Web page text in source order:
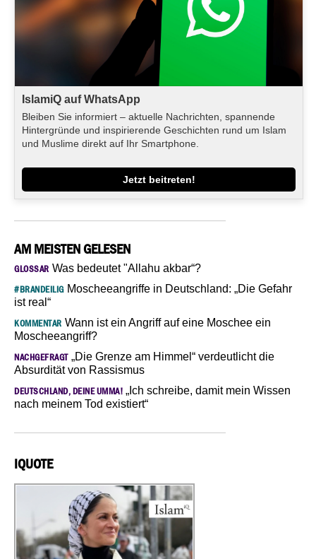
IslamiQ auf WhatsApp
Bleiben Sie informiert – aktuelle Nachrichten, spannende
Hintergründe und inspirierende Geschichten rund um Islam
und Muslime direkt auf Ihr Smartphone.
Jetzt beitreten!
AM MEISTEN GELESEN
GLOSSAR Was bedeutet "Allahu akbar“?
#BRANDEILIGMoscheeangriffe in Deutschland: „Die Gefahr
ist real“
KOMMENTAR Wann ist ein Angriff auf eine Moschee ein
Moscheeangriff?
NACHGEFRAGT„Die Grenze am Himmel“ verdeutlicht die
Absurdität von Rassismus
DEUTSCHLAND, DEINE UMMA! „Ich schreibe, damit mein Wissen
nach meinem Tod existiert“
IQUOTE